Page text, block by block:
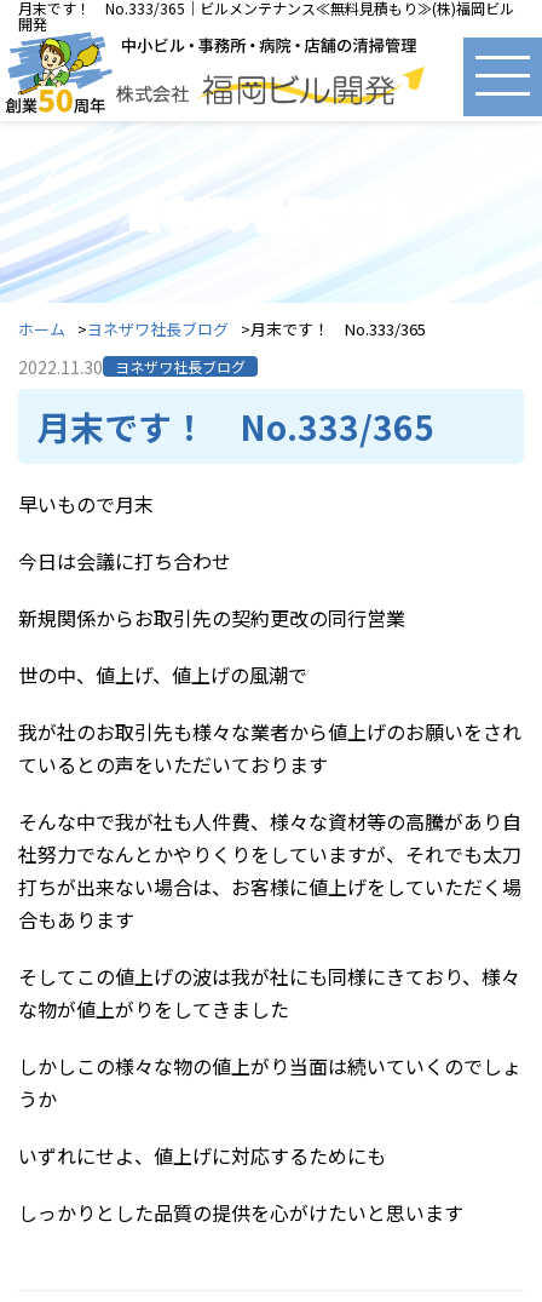
月末です！ No.333/365｜ビルメンテナンス≪無料見積もり≫(株)福岡ビル
開発
ヨネザワ社長ブログ
ホーム ヨネザワ社長ブログ 月末です！ No.333/365
2022.11.30 ヨネザワ社長ブログ
月末です！ No.333/365
早いもので月末
今日は会議に打ち合わせ
新規関係からお取引先の契約更改の同行営業
世の中、値上げ、値上げの風潮で
我が社のお取引先も様々な業者から値上げのお願いをされ
ているとの声をいただいております
そんな中で我が社も人件費、様々な資材等の高騰があり自
社努力でなんとかやりくりをしていますが、それでも太刀
打ちが出来ない場合は、お客様に値上げをしていただく場
合もあります
そしてこの値上げの波は我が社にも同様にきており、様々
な物が値上がりをしてきました
しかしこの様々な物の値上がり当面は続いていくのでしょ
うか
いずれにせよ、値上げに対応するためにも
しっかりとした品質の提供を心がけたいと思います